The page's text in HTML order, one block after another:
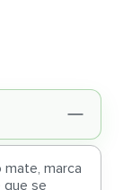
marca
que se